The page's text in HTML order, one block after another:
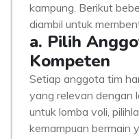
kampung. Berikut
diambil untuk
a. Pilih
Kompeten
Setiap anggota tim
yang relevan dengan
untuk lomba voli,
kemampuan bermain